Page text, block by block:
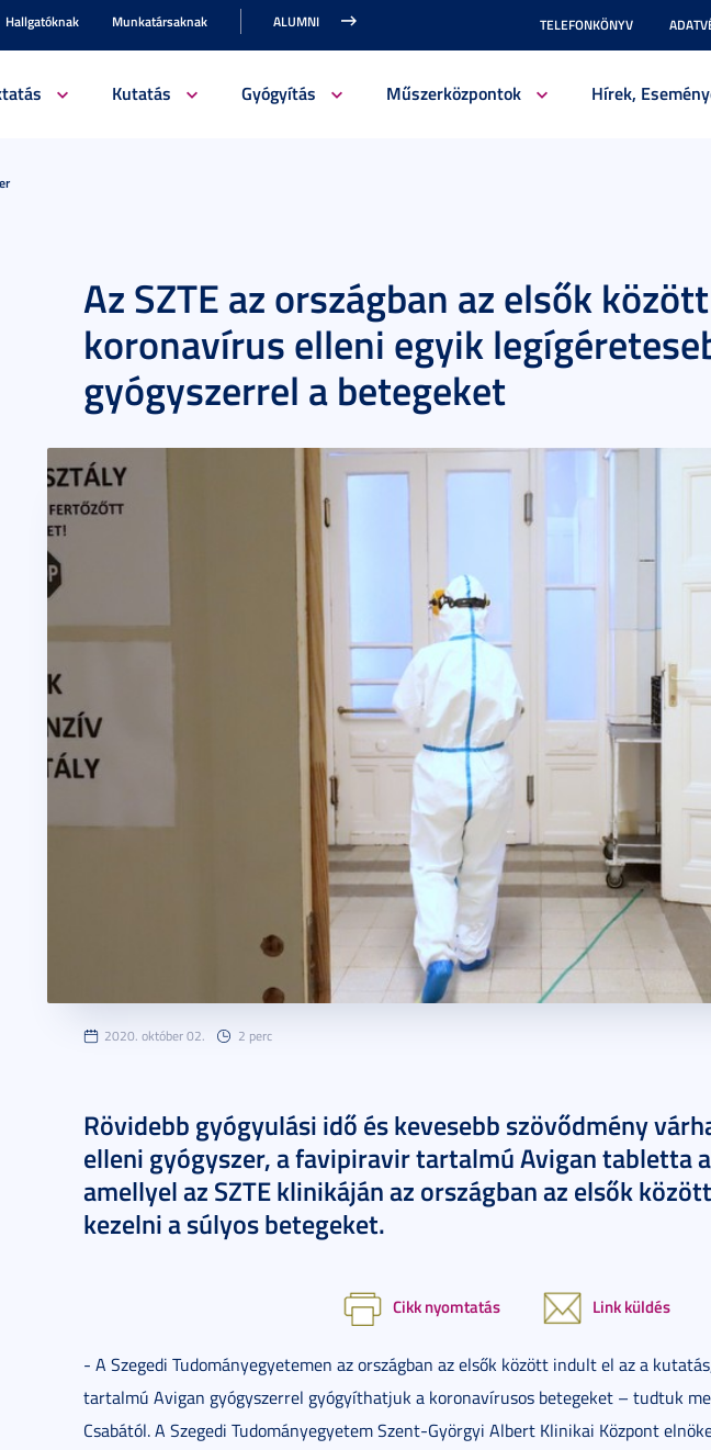
Hallgatóknak Munkatársaknak ALUMNI TELEFONKÖNYV
Kutatás Gyógyítás Műszerközpontok Hírek,
Az SZTE az országban az elsők
koronavírus elleni egyik
gyógyszerrel a betegeket
2020. október 02. 2 perc
Rövidebb gyógyulási idő és kevesebb szövődmény
elleni gyógyszer, a favipiravir tartalmú Avigan tabletta
amellyel az SZTE klinikáján az országban az elsők
kezelni a súlyos betegeket.
Cikk nyomtatás Link küldés
- A Szegedi Tudományegyetemen az országban az elsők között indult el az a
tartalmú Avigan gyógyszerrel gyógyíthatjuk a koronavírusos betegeket – tudtuk
Csabától. A Szegedi Tudományegyetem Szent-Györgyi Albert Klinikai Központ